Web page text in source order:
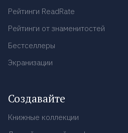
Рейтинги ReadRate
Рейтинги от знаменитостей
Бестселлеры
Экранизации
Создавайте
Книжные коллекции